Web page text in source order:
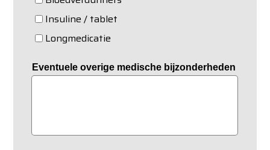
Insuline / tablet
Longmedicatie
Eventuele overige medische bijzonderheden